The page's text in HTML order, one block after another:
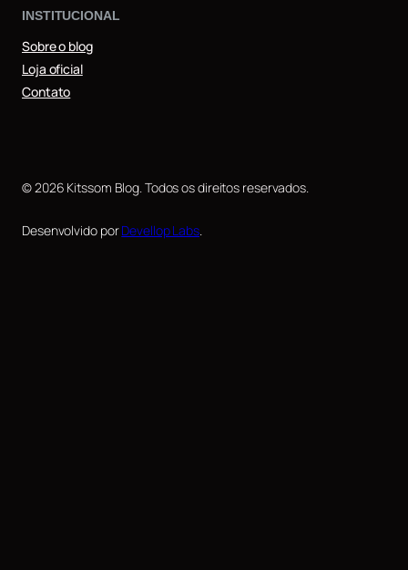
INSTITUCIONAL
Sobre o blog
Loja oficial
Contato
© 2026 Kitssom Blog. Todos os direitos reservados.
Desenvolvido porDevellop Labs